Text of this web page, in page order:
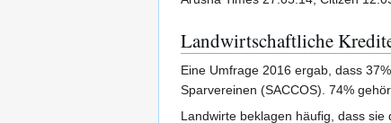
Landwirtschaftliche
Eine Umfrage 2016 ergab, dass
Sparvereinen (SACCOS). 74%
Landwirte beklagen häufig, dass